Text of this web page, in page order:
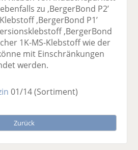
zu ,BergerBond P2’
,BergerBond P1’
,BergerBond
1K-MS-Klebstoff wie der
mit Einschränkungen
werden.
01/14(Sortiment)
Zurück